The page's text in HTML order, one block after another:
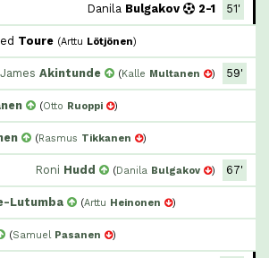
Danila Bulgakov 2-1 51'
Toure (Arttu Lötjönen)
James Akintunde (Kalle Multanen ) 59'
(Otto Ruoppi )
(Rasmus Tikkanen )
Roni Hudd (Danila Bulgakov ) 67'
Lutumba (Arttu Heinonen )
(Samuel Pasanen )